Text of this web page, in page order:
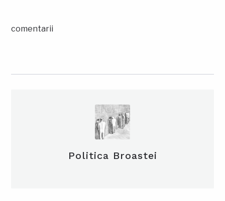
comentarii
Politica Broastei